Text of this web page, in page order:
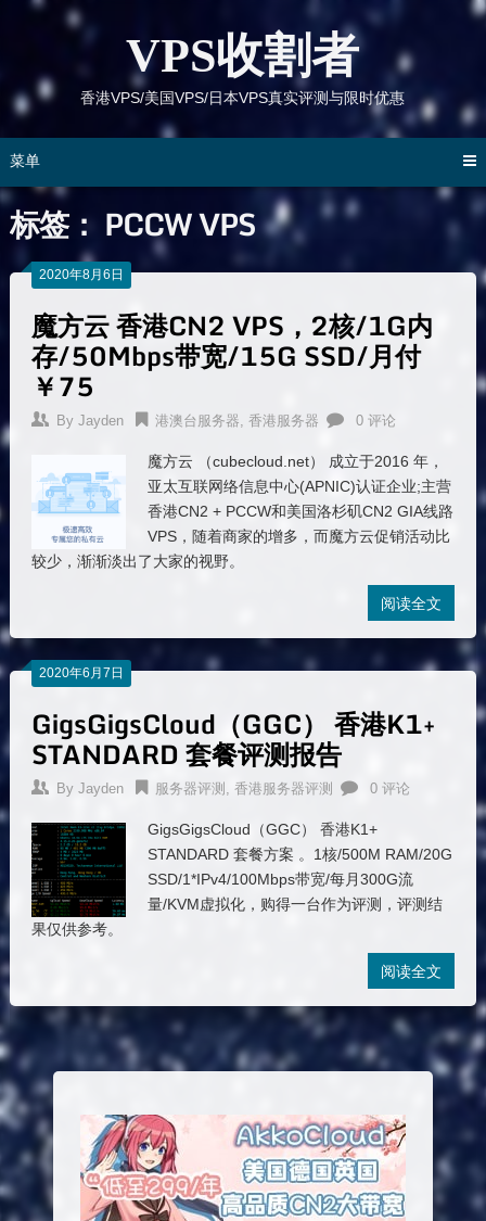
VPS收割者
香港VPS/美国VPS/日本VPS真实评测与限时优惠
菜单
标签： PCCW VPS
2020年8月6日
魔方云 香港CN2 VPS，2核/1G内
存/50Mbps带宽/15G SSD/月付
￥75
By Jayden 港澳台服务器, 香港服务器 0 评论
魔方云 （cubecloud.net） 成立于2016 年，
亚太互联网络信息中心(APNIC)认证企业;主营
香港CN2 + PCCW和美国洛杉矶CN2 GIA线路
VPS，随着商家的增多，而魔方云促销活动比
较少，渐渐淡出了大家的视野。
阅读全文
2020年6月7日
GigsGigsCloud（GGC） 香港K1+
STANDARD 套餐评测报告
By Jayden 服务器评测 , 香港服务器评测 0 评论
GigsGigsCloud（GGC） 香港K1+
STANDARD 套餐方案 。1核/500M RAM/20G
SSD/1*IPv4/100Mbps带宽/每月300G流
量/KVM虚拟化，购得一台作为评测，评测结
果仅供参考。
阅读全文